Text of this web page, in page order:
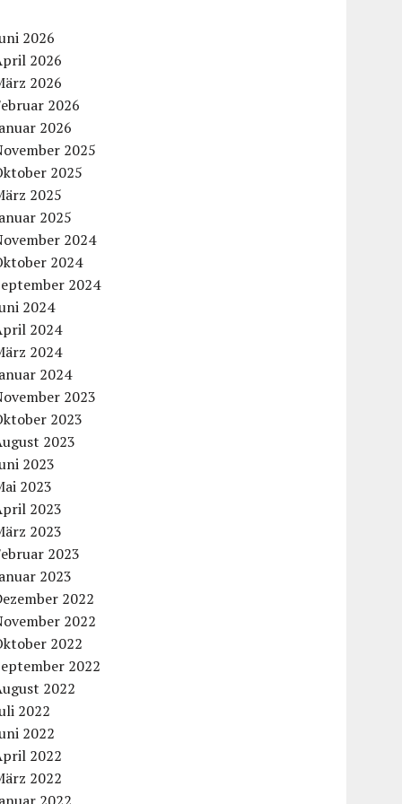
2026
2026
2026
2026
2026
2025
2025
2025
2025
2024
2024
2024
2024
2024
2024
2024
2023
2023
2023
2023
2023
2023
2023
2023
2023
2022
2022
2022
2022
2022
2022
2022
2022
2022